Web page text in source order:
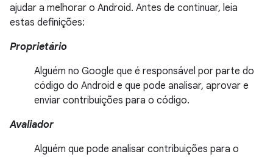
ajudar a melhorar o Android. Antes de continuar, leia
estas definições:
Proprietário
Alguém no Google que é responsável por parte do
código do Android e que pode analisar, aprovar e
enviar contribuições para o código.
Avaliador
Alguém que pode analisar contribuições para o